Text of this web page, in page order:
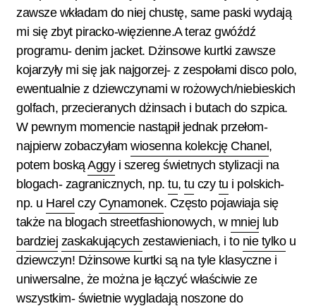
zawsze wkładam do niej chustę, same paski wydają
mi się zbyt piracko-więzienne.A teraz gwóźdź
programu- denim jacket. Dżinsowe kurtki zawsze
kojarzyły mi się jak najgorzej- z zespołami disco polo,
ewentualnie z dziewczynami w rożowych/niebieskich
golfach, przecieranych dżinsach i butach do szpica.
W pewnym momencie nastąpił jednak przełom-
najpierw zobaczyłam wiosenna kolekcję Chanel ,
potem boskąAggyi szereg świetnych stylizacji na
blogach- zagranicznych, np. tu, tu czy tu i polskich-
np. u Harel czy Cynamonek. Często pojawiaja się
także na blogach streetfashionowych, w mniej lub
bardziej zaskakujących zestawieniach, i to nie tylkou
dziewczyn! Dżinsowe kurtki są na tyle klasyczne i
uniwersalne, że można je łączyć właściwie ze
wszystkim- świetnie wygladają noszone do